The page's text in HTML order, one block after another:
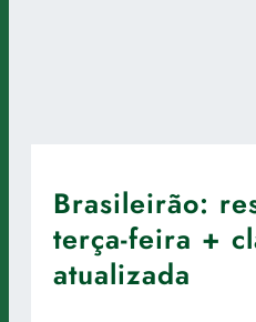
Brasileirão:
terça-feira +
atualizada